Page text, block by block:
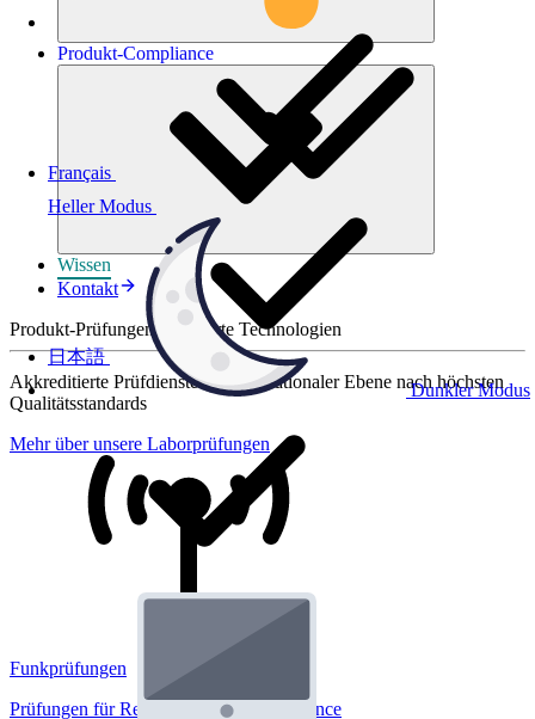
Heller Modus
Dunkler Modus
Français
日本語
Produkt-Compliance
Wissen
Kontakt
Produkt-Prüfungen für smarte Technologien
Akkreditierte Prüfdienste auf internationaler Ebene nach höchsten
Qualitätsstandards
Mehr über unsere Laborprüfungen
Funkprüfungen
Prüfungen für Regulatorik und Performance